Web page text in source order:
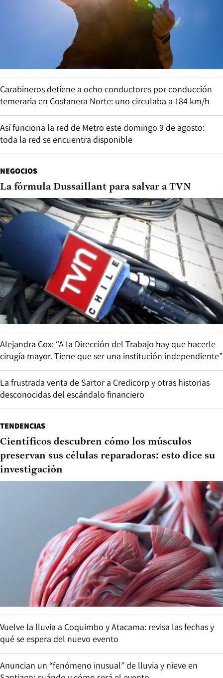
Carabineros detiene a ocho conductores por conducción
temeraria en Costanera Norte: uno circulaba a 184 km/h
Así funciona la red de Metro este domingo 9 de agosto:
toda la red se encuentra disponible
NEGOCIOS
La fórmula Dussaillant para salvar a TVN
Alejandra Cox: “A la Dirección del Trabajo hay que hacerle
cirugía mayor. Tiene que ser una institución independiente”
La frustrada venta de Sartor a Credicorp y otras historias
desconocidas del escándalo financiero
TENDENCIAS
Científicos descubren cómo los músculos
preservan sus células reparadoras: esto dice su
investigación
Vuelve la lluvia a Coquimbo y Atacama: revisa las fechas y
qué se espera del nuevo evento
Anuncian un “fenómeno inusual” de lluvia y nieve en